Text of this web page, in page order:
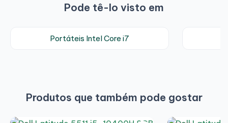
Pode tê-lo visto em
Portáteis Intel Core i7
Produtos que também pode gostar